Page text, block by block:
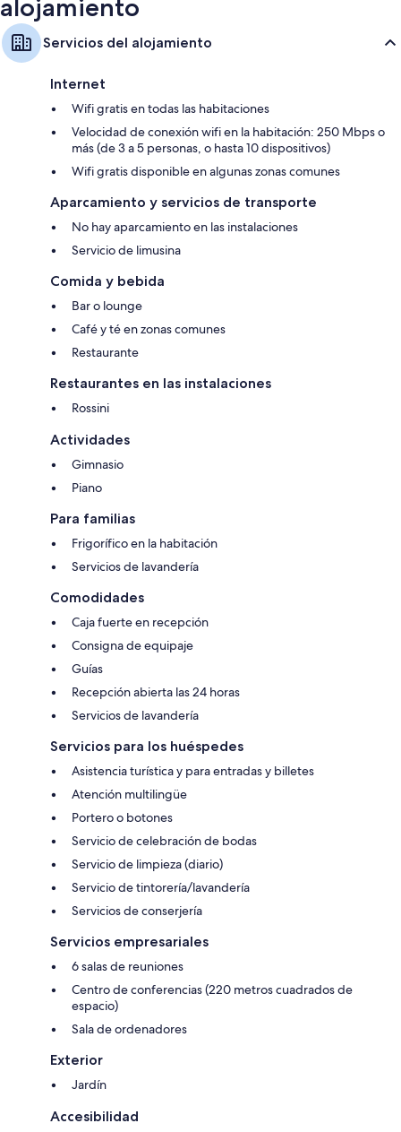
alojamiento
Servicios del alojamiento
Internet
Wifi gratis en todas las habitaciones
Velocidad de conexión wifi en la habitación: 250 Mbps o
más (de 3 a 5 personas, o hasta 10 dispositivos)
Wifi gratis disponible en algunas zonas comunes
Aparcamiento y servicios de transporte
No hay aparcamiento en las instalaciones
Servicio de limusina
Comida y bebida
Bar o lounge
Café y té en zonas comunes
Restaurante
Restaurantes en las instalaciones
Rossini
Actividades
Gimnasio
Piano
Para familias
Frigorífico en la habitación
Servicios de lavandería
Comodidades
Caja fuerte en recepción
Consigna de equipaje
Guías
Recepción abierta las 24 horas
Servicios de lavandería
Servicios para los huéspedes
Asistencia turística y para entradas y billetes
Atención multilingüe
Portero o botones
Servicio de celebración de bodas
Servicio de limpieza (diario)
Servicio de tintorería/lavandería
Servicios de conserjería
Servicios empresariales
6 salas de reuniones
Centro de conferencias (220 metros cuadrados de
espacio)
Sala de ordenadores
Exterior
Jardín
Accesibilidad